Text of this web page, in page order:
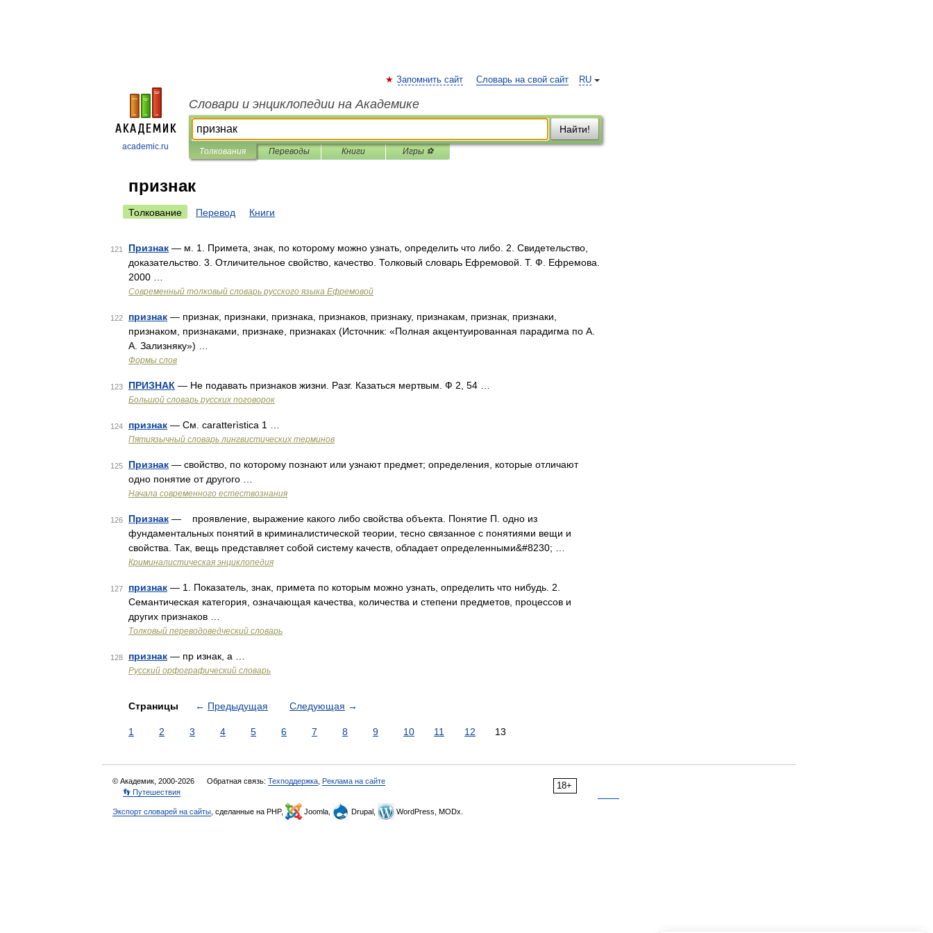
academic.ru
RU
Запомнить сайт Словарь на свой сайт
Словари и энциклопедии на Академике
Найти!
Толкования Переводы Книги Игры ⚽
признак
Толкование Перевод Книги
121 Признак — м. 1. Примета, знак, по которому можно узнать, определить что либо. 2. Свидетельство,
доказательство. 3. Отличительное свойство, качество. Толковый словарь Ефремовой. Т. Ф. Ефремова.
2000 …
Современный толковый словарь русского языка Ефремовой
122 признак — признак, признаки, признака, признаков, признаку, признакам, признак, признаки,
признаком, признаками, признаке, признаках (Источник: «Полная акцентуированная парадигма по А.
А. Зализняку») …
Формы слов
123 ПРИЗНАК — Не подавать признаков жизни. Разг. Казаться мертвым. Ф 2, 54 …
Большой словарь русских поговорок
124 признак — См. caratterìstica 1 …
Пятиязычный словарь лингвистических терминов
125 Признак — свойство, по которому познают или узнают предмет; определения, которые отличают
одно понятие от другого …
Начала современного естествознания
126 Признак — проявление, выражение какого либо свойства объекта. Понятие П. одно из
фундаментальных понятий в криминалистической теории, тесно связанное с понятиями вещи и
свойства. Так, вещь представляет собой систему качеств, обладает определенными&#8230; …
Криминалистическая энциклопедия
127 признак — 1. Показатель, знак, примета по которым можно узнать, определить что нибудь. 2.
Семантическая категория, означающая качества, количества и степени предметов, процессов и
других признаков …
Толковый переводоведческий словарь
128 признак — пр изнак, а …
Русский орфографический словарь
Страницы ← Предыдущая Следующая →
1 2 3 4 5 6 7 8 9 10 11 12 13
18+
© Академик, 2000-2026 Обратная связь: Техподдержка Реклама на сайте
👣 Путешествия
Экспорт словарей на сайты , сделанные на PHP, Joomla, Drupal, WordPress, MODx.